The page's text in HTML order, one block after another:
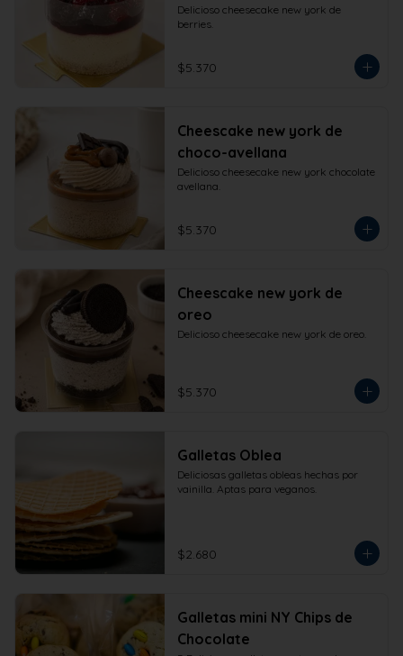
Delicioso cheesecake new york de
berries.
$5.370
Cheescake new york de
choco-avellana
Delicioso cheesecake new york chocolate
avellana.
$5.370
Cheescake new york de
oreo
Delicioso cheesecake new york de oreo.
$5.370
Galletas Oblea
Deliciosas galletas obleas hechas por
vainilla. Aptas para veganos.
$2.680
Galletas mini NY Chips de
Chocolate